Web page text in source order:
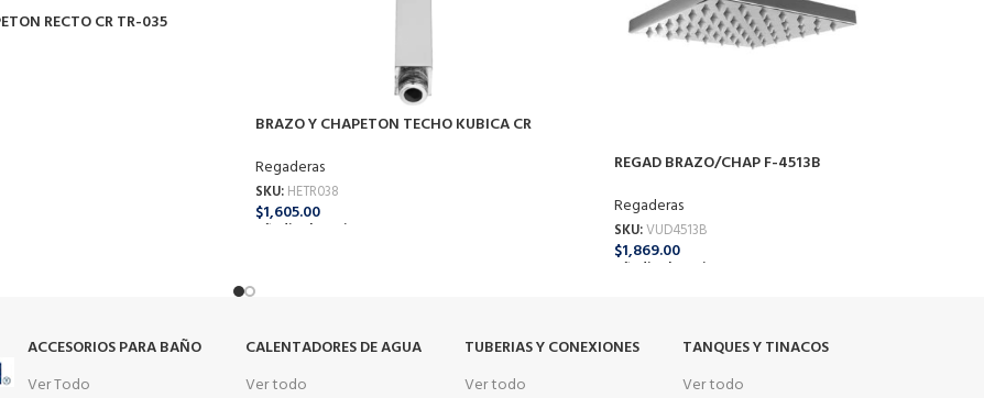
RECTO CR TR-035
BRAZO Y CHAPETON TECHO KUBICA CR
Regaderas
SKU: HETR038
$1,605.00
Añadir Al Carrito
REGAD BRAZO/CHAP F-4513B
Regaderas
SKU:VUD4513B
$1,869.00
Añadir Al Carrito
ACCESORIOS PARA BAÑO
Ver Todo
CALENTADORES DE AGUA
Ver todo
TUBERIAS Y CONEXIONES
Ver todo
TANQUES Y TINACOS
Ver todo